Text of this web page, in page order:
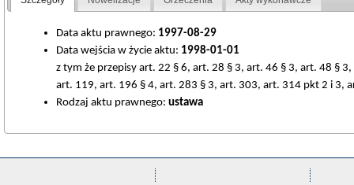
Data aktu prawnego: 1997-08-29
Data wejścia w życie aktu: 1998-01-01
z tym że przepisy art. 22 § 6, art. 28 § 3, art. 46 § 3, art. 48 §
art. 119, art. 196 § 4, art. 283 § 3, art. 303, art. 314 pkt 2 i 3,
Rodzaj aktu prawnego: ustawa